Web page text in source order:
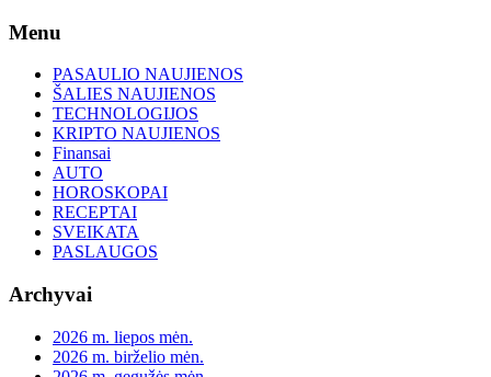
Skip
content
Menu
PASAULIO NAUJIENOS
ŠALIES NAUJIENOS
TECHNOLOGIJOS
KRIPTO NAUJIENOS
Finansai
AUTO
HOROSKOPAI
RECEPTAI
SVEIKATA
PASLAUGOS
Archyvai
2026 m. liepos mėn.
2026 m. birželio mėn.